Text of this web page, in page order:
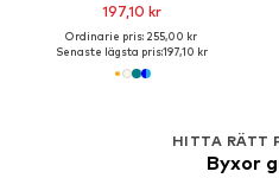
197,10 kr
Ordinarie pris: 255,00 kr
Senaste lägsta pris:197,10 kr
HITTA RÄTT
Byxor